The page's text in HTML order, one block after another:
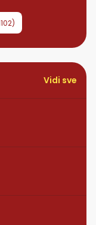
)
Vidi sve